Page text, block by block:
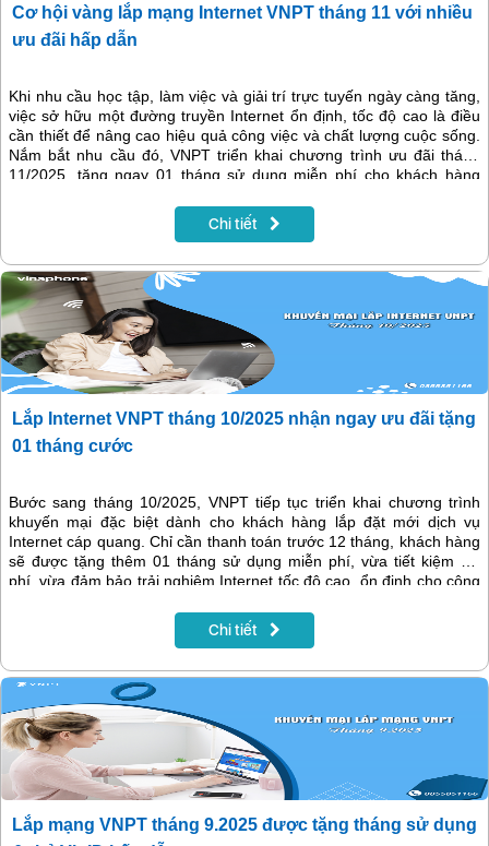
Cơ hội vàng lắp mạng Internet VNPT tháng 11 với nhiều
ưu đãi hấp dẫn
Khi nhu cầu học tập, làm việc và giải trí trực tuyến ngày càng tăng,
việc sở hữu một đường truyền Internet ổn định, tốc độ cao là điều
cần thiết để nâng cao hiệu quả công việc và chất lượng cuộc sống.
Nắm bắt nhu cầu đó, VNPT triển khai chương trình ưu đãi tháng
11/2025, tặng ngay 01 tháng sử dụng miễn phí cho khách hàng
quang hoặc combo Internet kèm truyền hình MyTV.
Chi tiết
Lắp Internet VNPT tháng 10/2025 nhận ngay ưu đãi tặng
01 tháng cước
Bước sang tháng 10/2025, VNPT tiếp tục triển khai chương trình
khuyến mại đặc biệt dành cho khách hàng lắp đặt mới dịch vụ
Internet cáp quang. Chỉ cần thanh toán trước 12 tháng, khách hàng
sẽ được tặng thêm 01 tháng sử dụng miễn phí, vừa tiết kiệm chi
phí, vừa đảm bảo trải nghiệm Internet tốc độ cao, ổn định cho công
Chi tiết
Lắp mạng VNPT tháng 9.2025 được tặng tháng sử dụng